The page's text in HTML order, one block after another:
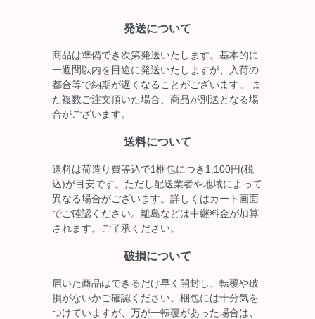
発送について
商品は準備でき次第発送いたします。基本的に
一週間以内を目途に発送いたしますが、入荷の
都合等で納期が遅くなることがございます。 ま
た複数ご注文頂いた場合、商品が別送となる場
合がございます。
送料について
送料は荷造り費等込で1梱包につき1,100円(税
込)が目安です。ただし配送業者や地域によって
異なる場合がございます。詳しくはカート画面
でご確認ください。離島などは中継料金が加算
されます。ご了承ください。
破損について
届いた商品はできるだけ早く開封し、転覆や破
損がないかご確認ください。梱包には十分気を
つけていますが、万が一転覆があった場合は、